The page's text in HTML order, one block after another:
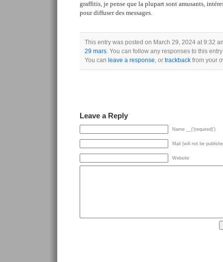
graffitis, je pense que la plupart sont amusants,
pour diffuser des messages.
This entry was posted on March 29, 2024 at 9:32
29 mars. You can follow any responses to this
You can leave a response, or trackback from your
Leave a Reply
Name __('(required)')
Mail (will not be
Website